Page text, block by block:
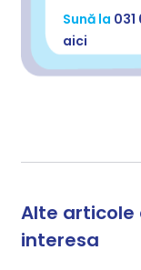
că soluțiile
fiecare companie.
Sună la 031
aici
Alte
interesa